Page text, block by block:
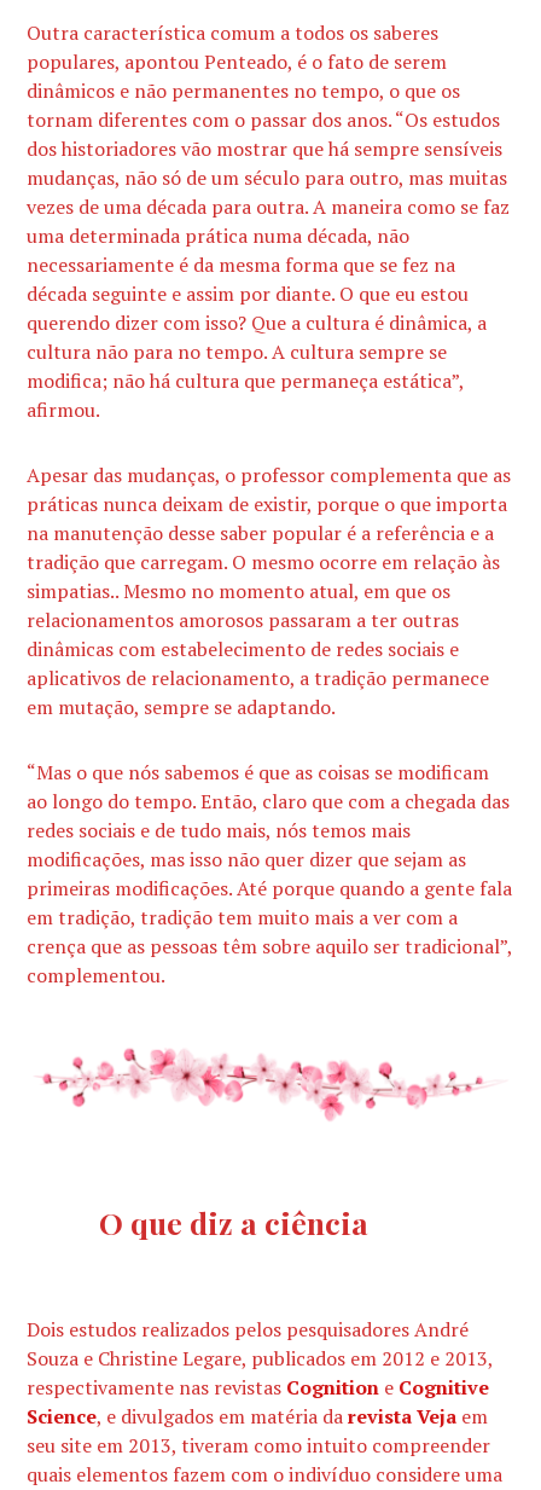
Outra característica comum a todos os saberes
populares, apontou Penteado, é o fato de serem
dinâmicos e não permanentes no tempo, o que os
tornam diferentes com o passar dos anos. “Os estudos
dos historiadores vão mostrar que há sempre sensíveis
mudanças, não só de um século para outro, mas muitas
vezes de uma década para outra. A maneira como se faz
uma determinada prática numa década, não
necessariamente é da mesma forma que se fez na
década seguinte e assim por diante. O que eu estou
querendo dizer com isso? Que a cultura é dinâmica, a
cultura não para no tempo. A cultura sempre se
modifica; não há cultura que permaneça estática”,
afirmou.
Apesar das mudanças, o professor complementa que as
práticas nunca deixam de existir, porque o que importa
na manutenção desse saber popular é a referência e a
tradição que carregam. O mesmo ocorre em relação às
simpatias.. Mesmo no momento atual, em que os
relacionamentos amorosos passaram a ter outras
dinâmicas com estabelecimento de redes sociais e
aplicativos de relacionamento, a tradição permanece
em mutação, sempre se adaptando.
“Mas o que nós sabemos é que as coisas se modificam
ao longo do tempo. Então, claro que com a chegada das
redes sociais e de tudo mais, nós temos mais
modificações, mas isso não quer dizer que sejam as
primeiras modificações. Até porque quando a gente fala
em tradição, tradição tem muito mais a ver com a
crença que as pessoas têm sobre aquilo ser tradicional”,
complementou.
O que diz a ciência
Dois estudos realizados pelos pesquisadores André
Souza e Christine Legare, publicados em 2012 e 2013,
respectivamente nas revistas Cognition e Cognitive
Science, e divulgados em matéria darevista Veja em
seu site em 2013, tiveram como intuito compreender
quais elementos fazem com o indivíduo considere uma